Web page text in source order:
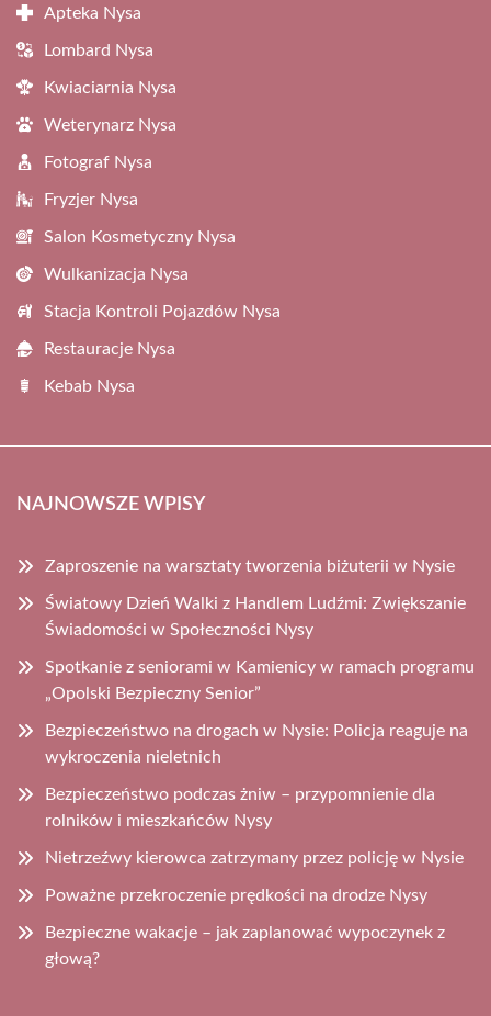
Apteka Nysa
Lombard Nysa
Kwiaciarnia Nysa
Weterynarz Nysa
Fotograf Nysa
Fryzjer Nysa
Salon Kosmetyczny Nysa
Wulkanizacja Nysa
Stacja Kontroli Pojazdów Nysa
Restauracje Nysa
Kebab Nysa
NAJNOWSZE WPISY
Zaproszenie na warsztaty tworzenia biżuterii w Nysie
Światowy Dzień Walki z Handlem Ludźmi: Zwiększanie
Świadomości w Społeczności Nysy
Spotkanie z seniorami w Kamienicy w ramach programu
„Opolski Bezpieczny Senior”
Bezpieczeństwo na drogach w Nysie: Policja reaguje na
wykroczenia nieletnich
Bezpieczeństwo podczas żniw – przypomnienie dla
rolników i mieszkańców Nysy
Nietrzeźwy kierowca zatrzymany przez policję w Nysie
Poważne przekroczenie prędkości na drodze Nysy
Bezpieczne wakacje – jak zaplanować wypoczynek z
głową?